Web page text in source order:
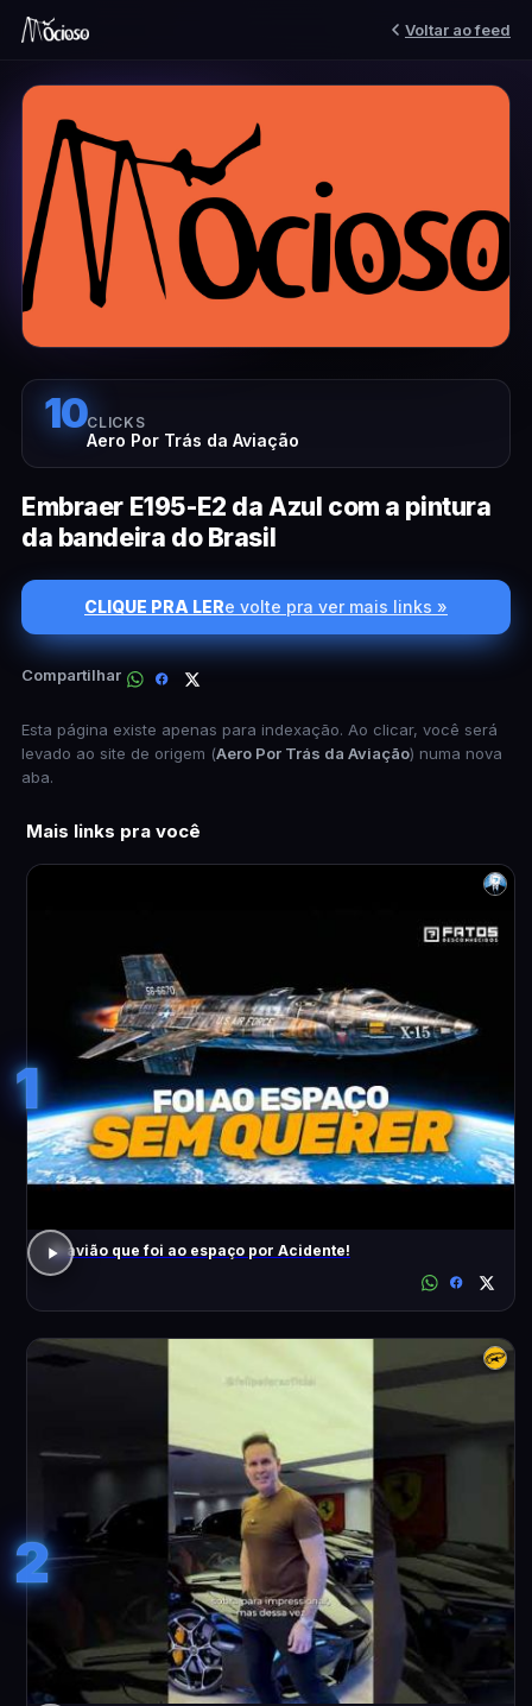
Voltar ao feed
10CLICKS
Aero Por Trás da Aviação
Embraer E195-E2 da Azul com a pintura
da bandeira do Brasil
CLIQUE PRA LERe volte pra ver mais links »
Compartilhar
Esta página existe apenas para indexação. Ao clicar, você será
levado ao site de origem (Aero Por Trás da Aviação) numa nova
aba.
Mais links pra você
1
O avião que foi ao espaço por Acidente!
2